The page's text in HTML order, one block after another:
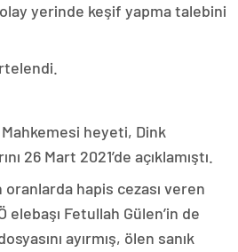
olay yerinde keşif yapma talebini
Mahkemesi heyeti, Dink
26 Mart 2021’de açıklamıştı.
oranlarda hapis cezası veren
elebaşı Fetullah Gülen’in de
ayırmış, ölen sanık